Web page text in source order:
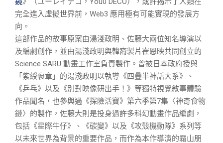
完全進入虛擬世界前，Web3 應用極有可能實現的發展方
向。
這部作品的故事原案由湯淺政明、佐藤大兩位知名導演以
及編劇創作，並由湯淺政明與韓裔製片崔恩映共同創立的
Science SARU 動畫工作室負責製作。曾被日本政府授與
「紫綬褒章」的湯淺政明以執導《四疊半神話大系》、
《乒乓》以及《別對映像研出手！》等獨特視覺敘事體驗
作品聞名，也參與過《探險活寶》第六季第7集〈神奇食物
鏈〉的製作，佐藤大則是投身過許多科幻動畫作品編劇，
包括《星際牛仔》、《碳變》以及《攻殼機動隊》系列等
以未來世界為背景的重要作品，而作為本作導演的霜山朋